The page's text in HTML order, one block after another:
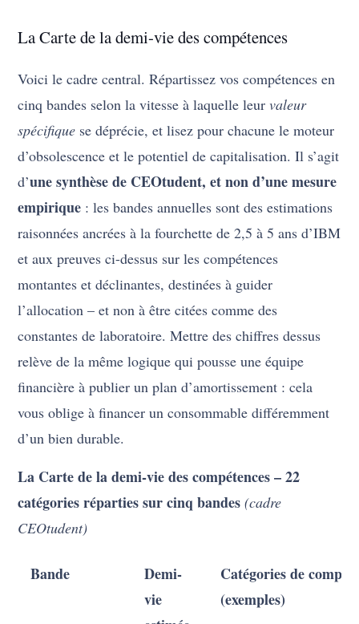
La Carte de la demi-vie des compétences
Voici le cadre central. Répartissez vos compétences en
cinq bandes selon la vitesse à laquelle leurvaleur
spécifique se déprécie, et lisez pour chacune le moteur
d’obsolescence et le potentiel de capitalisation. Il s’agit
d’une synthèse de CEOtudent, et non d’une mesure
empirique : les bandes annuelles sont des estimations
raisonnées ancrées à la fourchette de 2,5 à 5 ans d’IBM
et aux preuves ci-dessus sur les compétences
montantes et déclinantes, destinées à guider
l’allocation – et non à être citées comme des
constantes de laboratoire. Mettre des chiffres dessus
relève de la même logique qui pousse une équipe
financière à publier un plan d’amortissement : cela
vous oblige à financer un consommable différemment
d’un bien durable.
La Carte de la demi-vie des compétences – 22
catégories réparties sur cinq bandes (cadre
CEOtudent)
Bande
Demi-
vie
Catégories de
(exemples)